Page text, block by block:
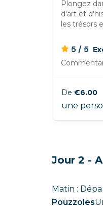
Plongez
d'art et
les trésors
5 / 5
De €6.00
une
Jour 2 -
Matin :
Pouzzoles